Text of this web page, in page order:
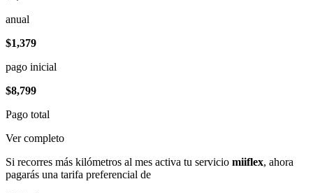
anual
$1,379
pago inicial
$8,799
Pago total
Ver completo
Si recorres más kilómetros al mes activa tu servicio miiflex, ahora
pagarás una tarifa preferencial de